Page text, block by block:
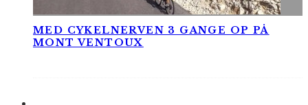
MED CYKELNERVEN 3 GANGE OP PÅ
MONT VENTOUX